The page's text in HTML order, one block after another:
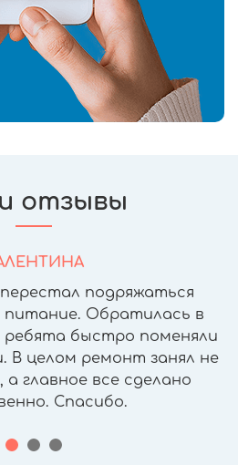
отзывы
подряжаться
Обратилась в
ребята быстро поменяли
В целом ремонт занял не
а главное все сделано
Спасибо.